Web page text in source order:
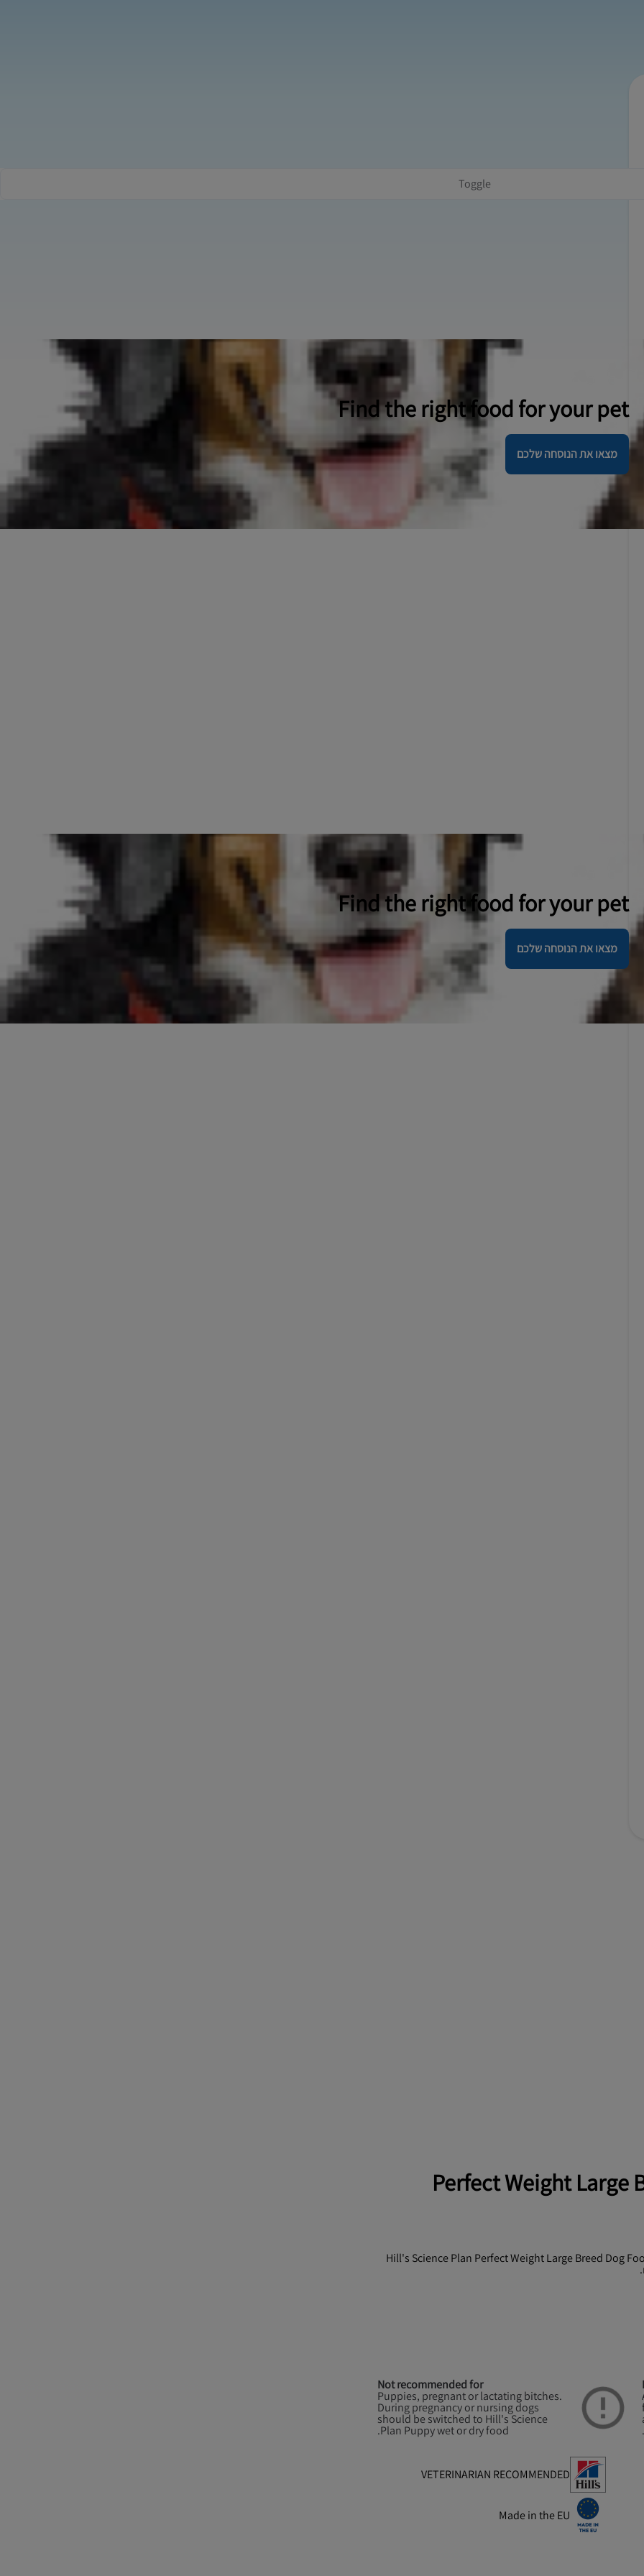
Toggle
Find the right food for your pet
מצאו את הנוסחה שלכם
Find the right food for your pet
מצאו את הנוסחה שלכם
Perfect Weight Large
Hill's Science Plan Perfect Weight Large Breed Dog
Not recommended for
Puppies, pregnant or lactating bitches.
During pregnancy or nursing dogs
should be switched to Hill's Science
Plan Puppy wet or dry food.
VETERINARIAN RECOMMENDED
Made in the EU